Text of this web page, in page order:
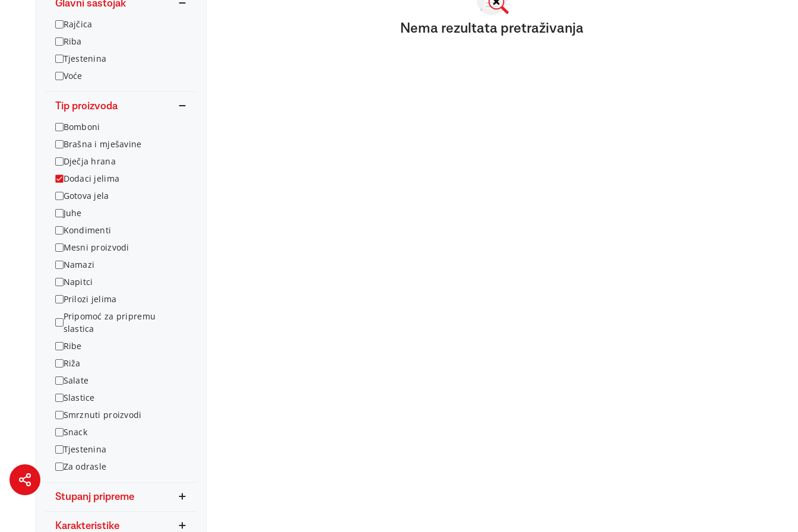
Glavni sastojak
Rajčica
Riba
Tjestenina
Voće
Tip proizvoda
Bomboni
Brašna i mješavine
Dječja hrana
Dodaci jelima
Gotova jela
Juhe
Kondimenti
Mesni proizvodi
Namazi
Napitci
Prilozi jelima
Pripomoć za pripremu
slastica
Ribe
Riža
Salate
Slastice
Smrznuti proizvodi
Snack
Tjestenina
Za odrasle
Stupanj pripreme
Karakteristike
Nema rezultata pretraživanja